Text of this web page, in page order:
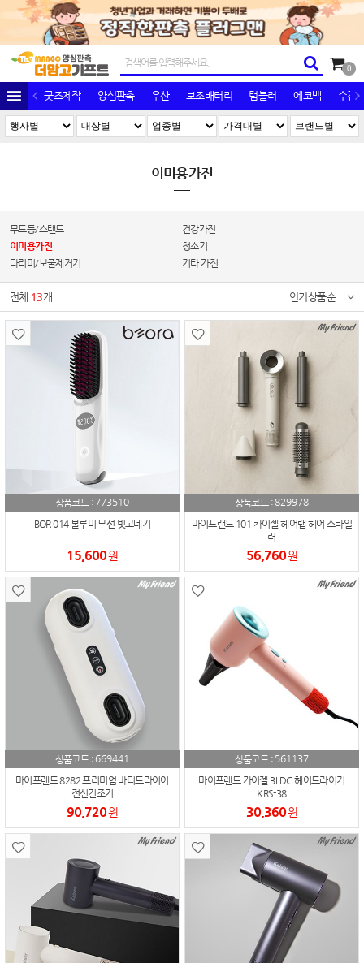
0
굿즈제작 양심판촉 우산 보조배터리 텀블러 에코백 수건/
이미용가전
무드등/스탠드
건강가전
이미용가전
청소기
다리미/보풀제거기
기타 가전
전체 13개 인기상품순
상품코드 : 773510
BOR 014 볼루미 무선 빗고데기
15,600원
상품코드 :829978
마이프랜드 101 카이젤 헤어랩 헤어 스타일
러
56,760원
상품코드 : 669441
마이프랜드 8282 프리미엄 바디드라이어
전신건조기
90,720원
상품코드 : 561137
마이프랜드 카이젤 BLDC 헤어드라이기
KRS-38
30,360원